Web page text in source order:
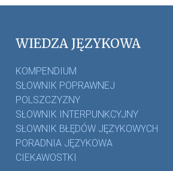
WIEDZA JĘZYKOWA
KOMPENDIUM
SŁOWNIK POPRAWNEJ
POLSZCZYZNY
SŁOWNIK INTERPUNKCYJNY
SŁOWNIK BŁĘDÓW JĘZYKOWYCH
PORADNIA JĘZYKOWA
CIEKAWOSTKI